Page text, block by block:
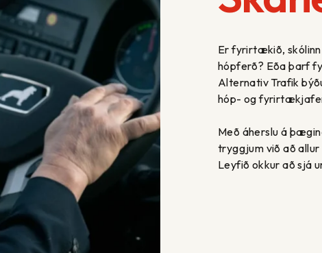
Er fyrirtækið,
hópferð? Eða þarf
Alternativ Trafik
hóp- og
Með áherslu á
tryggjum við að
Leyfið okkur að sjá